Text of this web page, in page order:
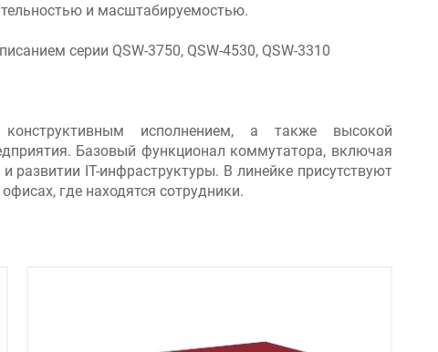
и масштабируемостью.
серии QSW-3750, QSW-4530, QSW-3310
исполнением, а также высокой
Базовый функционал коммутатора, включая
IT-инфраструктуры. В линейке присутствуют
где находятся сотрудники.